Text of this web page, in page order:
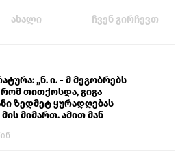
ახალი ჩვენ გირჩევთ
„ნ. ი. - მ მეგობრებს
თითქოსდა, გიგა
ზედმეტ ყურადღებას
მიმართ. ამით მან
გიგა ავალიანს“